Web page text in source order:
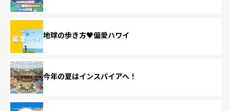
地球の歩き方♥偏愛ハワイ
今年の夏はインスパイアへ！